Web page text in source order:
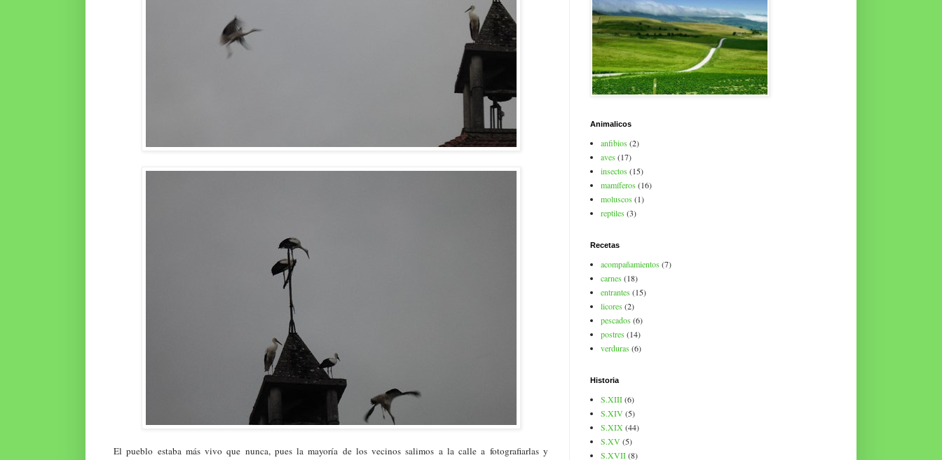
El pueblo estaba más vivo que nunca, pues la mayoría de los vecinos salimos a la calle a fotografiarlas y
Animalicos
anfibios(2)
aves(17)
insectos(15)
mamíferos(16)
moluscos(1)
reptiles(3)
Recetas
acompañamientos(7)
carnes(18)
entrantes(15)
licores(2)
pescados(6)
postres(14)
verduras(6)
Historia
S.XIII(6)
S.XIV(5)
S.XIX (44)
S.XV(5)
S.XVII(8)